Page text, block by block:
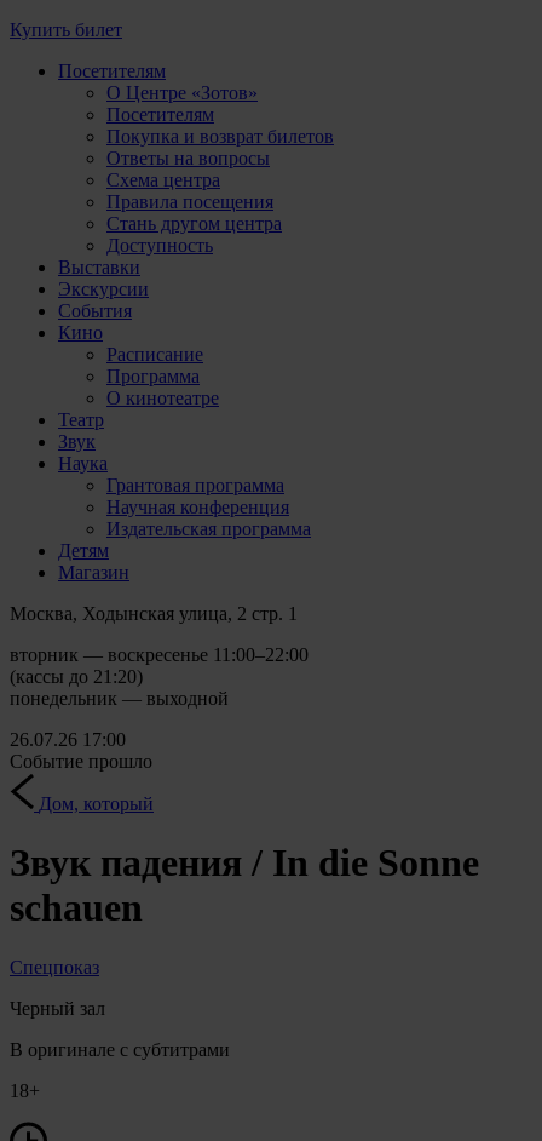
Купить билет
Посетителям
О Центре «Зотов»
Посетителям
Покупка и возврат билетов
Ответы на вопросы
Схема центра
Правила посещения
Стань другом центра
Доступность
Выставки
Экскурсии
События
Кино
Расписание
Программа
О кинотеатре
Театр
Звук
Наука
Грантовая программа
Научная конференция
Издательская программа
Детям
Магазин
Москва, Ходынская улица, 2 стр. 1
вторник — воскресенье 11:00–22:00
(кассы до 21:20)
понедельник — выходной
26.07.26 17:00
Событие прошло
Дом, который
Звук падения / In die Sonne
schauen
Спецпоказ
Черный зал
В оригинале с субтитрами
18+